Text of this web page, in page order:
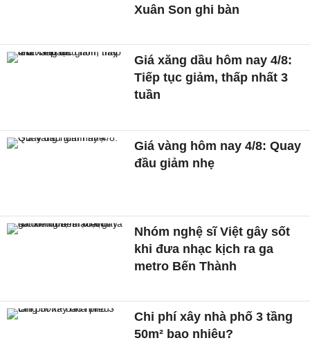
Xuân Son ghi bàn
Giá xăng dầu hôm nay 4/8:
Tiếp tục giảm, thấp nhất 3
tuần
Giá vàng hôm nay 4/8: Quay
đầu giảm nhẹ
Nhóm nghệ sĩ Việt gây sốt
khi đưa nhạc kịch ra ga
metro Bến Thành
Chi phí xây nhà phố 3 tầng
50m² bao nhiêu?